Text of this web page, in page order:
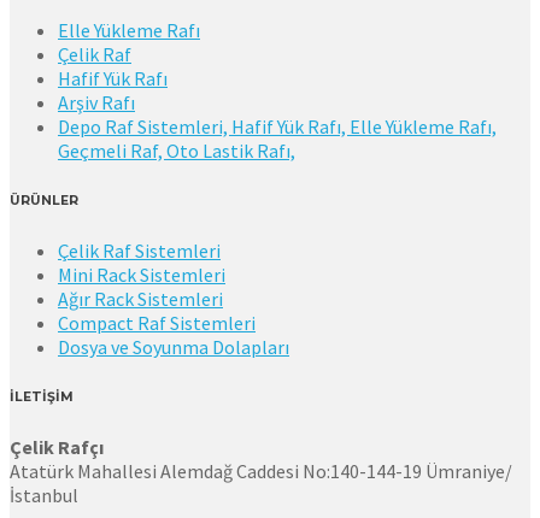
Elle Yükleme Rafı
Çelik Raf
Hafif Yük Rafı
Arşiv Rafı
Depo Raf Sistemleri, Hafif Yük Rafı, Elle Yükleme Rafı,
Geçmeli Raf, Oto Lastik Rafı,
ÜRÜNLER
Çelik Raf Sistemleri
Mini Rack Sistemleri
Ağır Rack Sistemleri
Compact Raf Sistemleri
Dosya ve Soyunma Dolapları
İLETİŞİM
Çelik Rafçı
Atatürk Mahallesi Alemdağ Caddesi No:140-144-19 Ümraniye/
İstanbul